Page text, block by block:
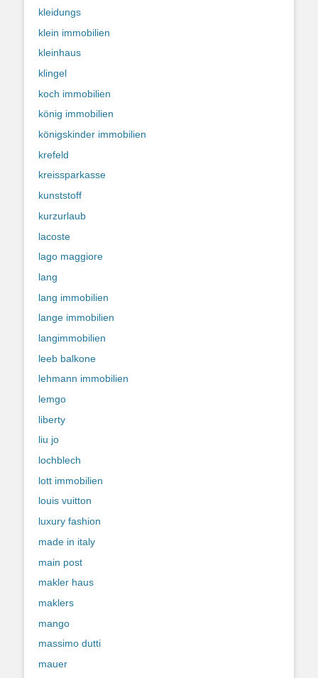
kleidungs
klein immobilien
kleinhaus
klingel
koch immobilien
könig immobilien
königskinder immobilien
krefeld
kreissparkasse
kunststoff
kurzurlaub
lacoste
lago maggiore
lang
lang immobilien
lange immobilien
langimmobilien
leeb balkone
lehmann immobilien
lemgo
liberty
liu jo
lochblech
lott immobilien
louis vuitton
luxury fashion
made in italy
main post
makler haus
maklers
mango
massimo dutti
mauer